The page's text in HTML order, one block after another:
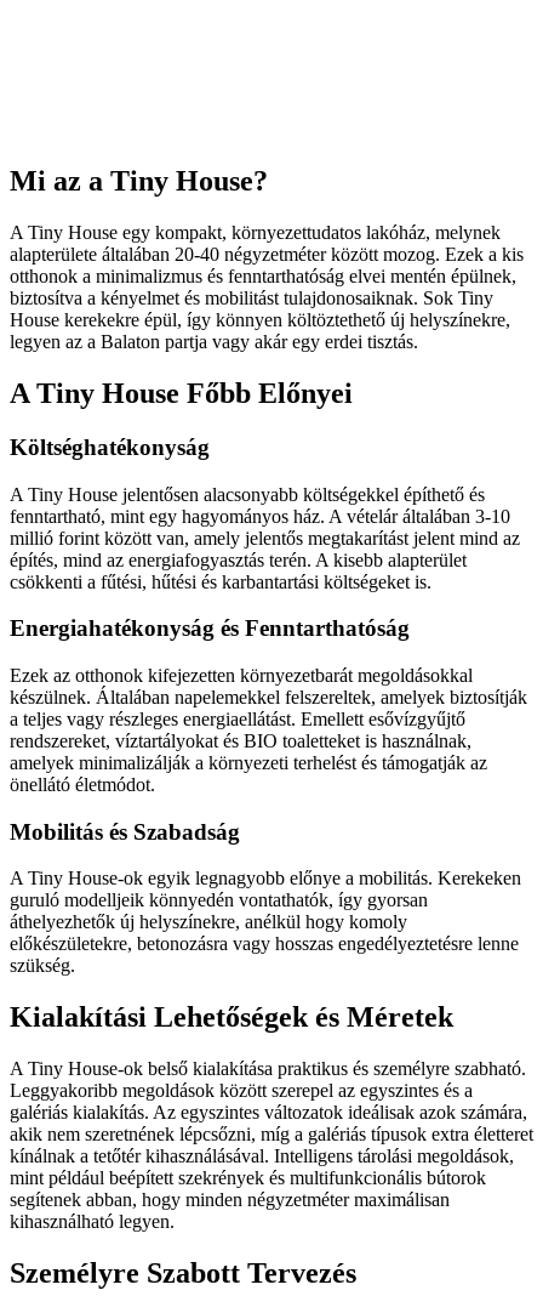
Mi az a Tiny House?
A Tiny House egy kompakt, környezettudatos lakóház, melynek
alapterülete általában 20-40 négyzetméter között mozog. Ezek a kis
otthonok a minimalizmus és fenntarthatóság elvei mentén épülnek,
biztosítva a kényelmet és mobilitást tulajdonosaiknak. Sok Tiny
House kerekekre épül, így könnyen költöztethető új helyszínekre,
legyen az a Balaton partja vagy akár egy erdei tisztás.
A Tiny House Főbb Előnyei
Költséghatékonyság
A Tiny House jelentősen alacsonyabb költségekkel építhető és
fenntartható, mint egy hagyományos ház. A vételár általában 3-10
millió forint között van, amely jelentős megtakarítást jelent mind az
építés, mind az energiafogyasztás terén. A kisebb alapterület
csökkenti a fűtési, hűtési és karbantartási költségeket is.
Energiahatékonyság és Fenntarthatóság
Ezek az otthonok kifejezetten környezetbarát megoldásokkal
készülnek. Általában napelemekkel felszereltek, amelyek biztosítják
a teljes vagy részleges energiaellátást. Emellett esővízgyűjtő
rendszereket, víztartályokat és BIO toaletteket is használnak,
amelyek minimalizálják a környezeti terhelést és támogatják az
önellátó életmódot.
Mobilitás és Szabadság
A Tiny House-ok egyik legnagyobb előnye a mobilitás. Kerekeken
guruló modelljeik könnyedén vontathatók, így gyorsan
áthelyezhetők új helyszínekre, anélkül hogy komoly
előkészületekre, betonozásra vagy hosszas engedélyeztetésre lenne
szükség.
Kialakítási Lehetőségek és Méretek
A Tiny House-ok belső kialakítása praktikus és személyre szabható.
Leggyakoribb megoldások között szerepel az egyszintes és a
galériás kialakítás. Az egyszintes változatok ideálisak azok számára,
akik nem szeretnének lépcsőzni, míg a galériás típusok extra életteret
kínálnak a tetőtér kihasználásával. Intelligens tárolási megoldások,
mint például beépített szekrények és multifunkcionális bútorok
segítenek abban, hogy minden négyzetméter maximálisan
kihasználható legyen.
Személyre Szabott Tervezés